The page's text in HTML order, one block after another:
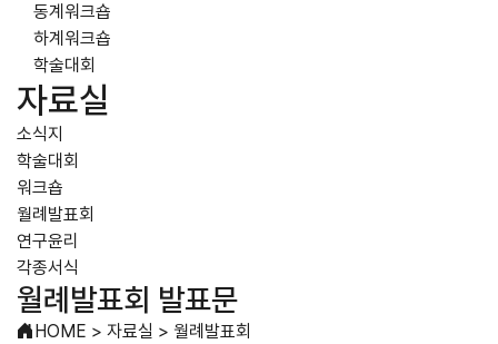
동계워크숍
하계워크숍
학술대회
자료실
소식지
학술대회
워크숍
월례발표회
연구윤리
각종서식
월례발표회 발표문
HOME > 자료실 > 월례발표회